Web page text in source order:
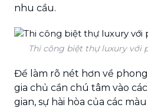
nhu cầu.
Thi công biệt thự luxury với
Để làm rõ nét hơn về
gia chủ cần chú tâm vào
gian, sự hài hòa của các